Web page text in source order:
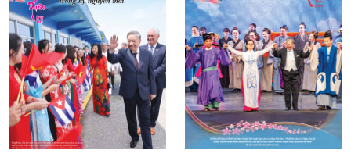
Video: Cơ hội giao lưu quốc tế cho học
sinh Việt Nam tại trại hè Artek
14:41|12/06/2026
[Video] Đối ngoại nhân dân Thủ đô
hướng tới kết nối hiệu quả nguồn lực